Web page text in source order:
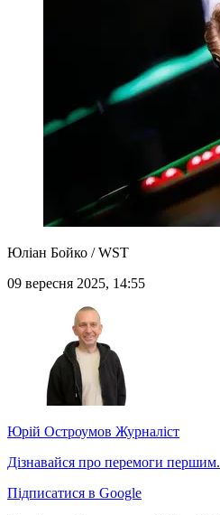
Юліан Бойко / WST
09 вересня 2025, 14:55
Юрій Остроумов Журналіст
Дізнавайся про перемоги першим.
Підписатися в Google